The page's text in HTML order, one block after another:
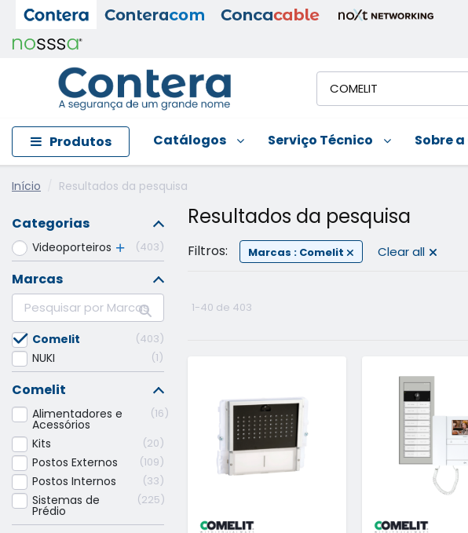
Produtos Catálogos Serviço Técnico Sobre
Início Resultados da pesquisa
Resultados da pesquisa
Marcas : Comelit
Filtros: Clear all
1-40 de 403
Categorias
Videoporteiros 403
Marcas
Comelit 403
NUKI 1
Comelit
Alimentadores e
Acessórios
16
Kits 20
Postos Externos 109
Postos Internos 33
Sistemas de
Prédio
225